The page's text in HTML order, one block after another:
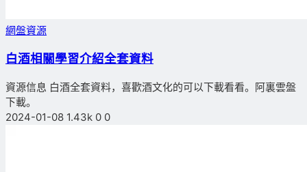
網盤資源
白酒相關學習介紹全套資料
資源信息 白酒全套資料，喜歡酒文化的可以下載看看。阿裏雲盤
下載。
2024-01-08 1.43k 0 0